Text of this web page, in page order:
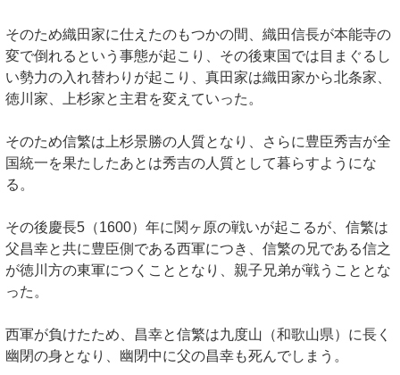
そのため織田家に仕えたのもつかの間、織田信長が本能寺の
変で倒れるという事態が起こり、その後東国では目まぐるし
い勢力の入れ替わりが起こり、真田家は織田家から北条家、
徳川家、上杉家と主君を変えていった。
そのため信繁は上杉景勝の人質となり、さらに豊臣秀吉が全
国統一を果たしたあとは秀吉の人質として暮らすようにな
る。
その後慶長5（1600）年に関ヶ原の戦いが起こるが、信繁は
父昌幸と共に豊臣側である西軍につき、信繁の兄である信之
が徳川方の東軍につくこととなり、親子兄弟が戦うこととな
った。
西軍が負けたため、昌幸と信繁は九度山（和歌山県）に長く
幽閉の身となり、幽閉中に父の昌幸も死んでしまう。